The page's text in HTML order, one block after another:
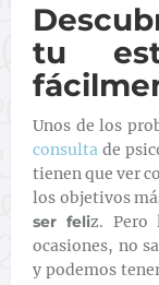
tu
Unos de los
consulta de
tienen que ver
los objetivos
ser feliz. Pero
ocasiones, no
y podemos